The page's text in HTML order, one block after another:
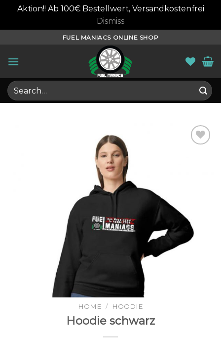
Aktion!! Ab 100€ Bestellwert, Versandkostenfrei
Dismiss
content
FUEL MANIACS ONLINE SHOP
Search
for:
HOME / HOODIE
Hoodie schwarz